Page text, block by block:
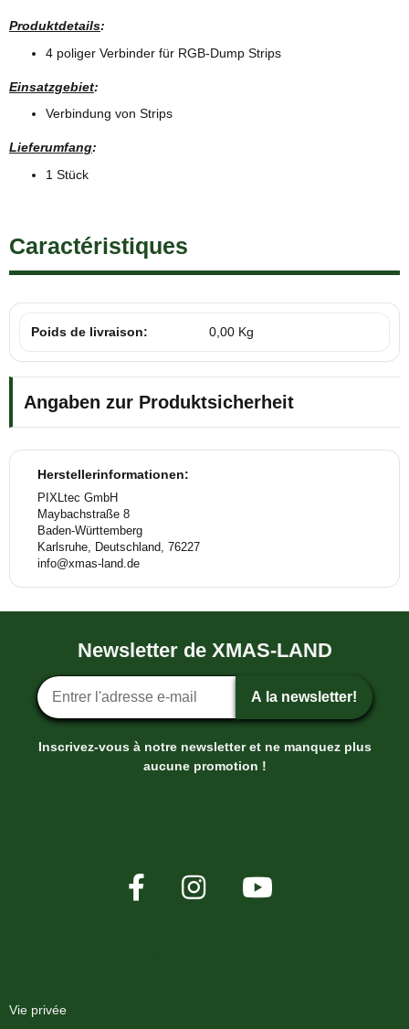
Produktdetails:
4 poliger Verbinder für RGB-Dump Strips
Einsatzgebiet:
Verbindung von Strips
Lieferumfang:
1 Stück
Caractéristiques
Poids de livraison: 0,00 Kg
Angaben zur Produktsicherheit
Herstellerinformationen:
PIXLtec GmbH
Maybachstraße 8
Baden-Württemberg
Karlsruhe, Deutschland, 76227
info@xmas-land.de
Newsletter de XMAS-LAND
Inscription ? la newsletter
A la newsletter!
Inscrivez-vous à notre newsletter et ne manquez plus
aucune promotion !
Vie privée